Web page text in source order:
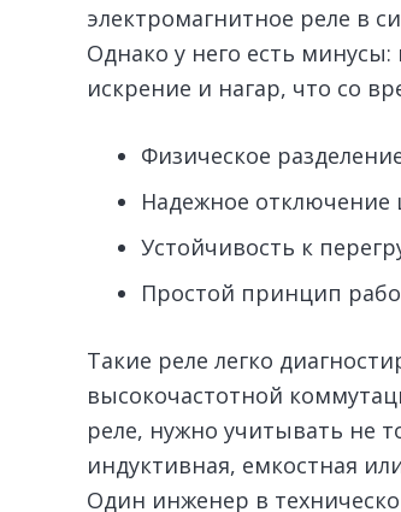
электромагнитное реле в
Однако у него есть
искрение и нагар, что со
Физическое
Надежное отключение
Устойчивость к
Простой принцип
Такие реле легко
высокочастотной
реле, нужно учитывать не
индуктивная, емкостная
Один инженер в